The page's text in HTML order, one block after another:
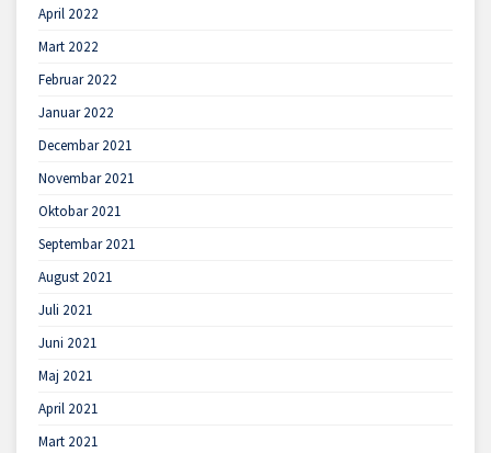
April 2022
Mart 2022
Februar 2022
Januar 2022
Decembar 2021
Novembar 2021
Oktobar 2021
Septembar 2021
August 2021
Juli 2021
Juni 2021
Maj 2021
April 2021
Mart 2021